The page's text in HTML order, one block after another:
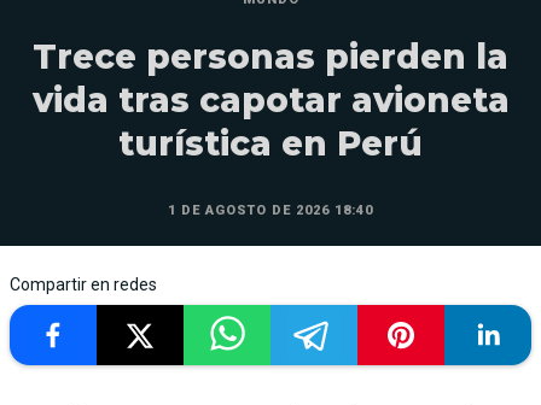
Trece personas pierden la
vida tras capotar avioneta
turística en Perú
1 DE AGOSTO DE 2026 18:40
Compartir en redes